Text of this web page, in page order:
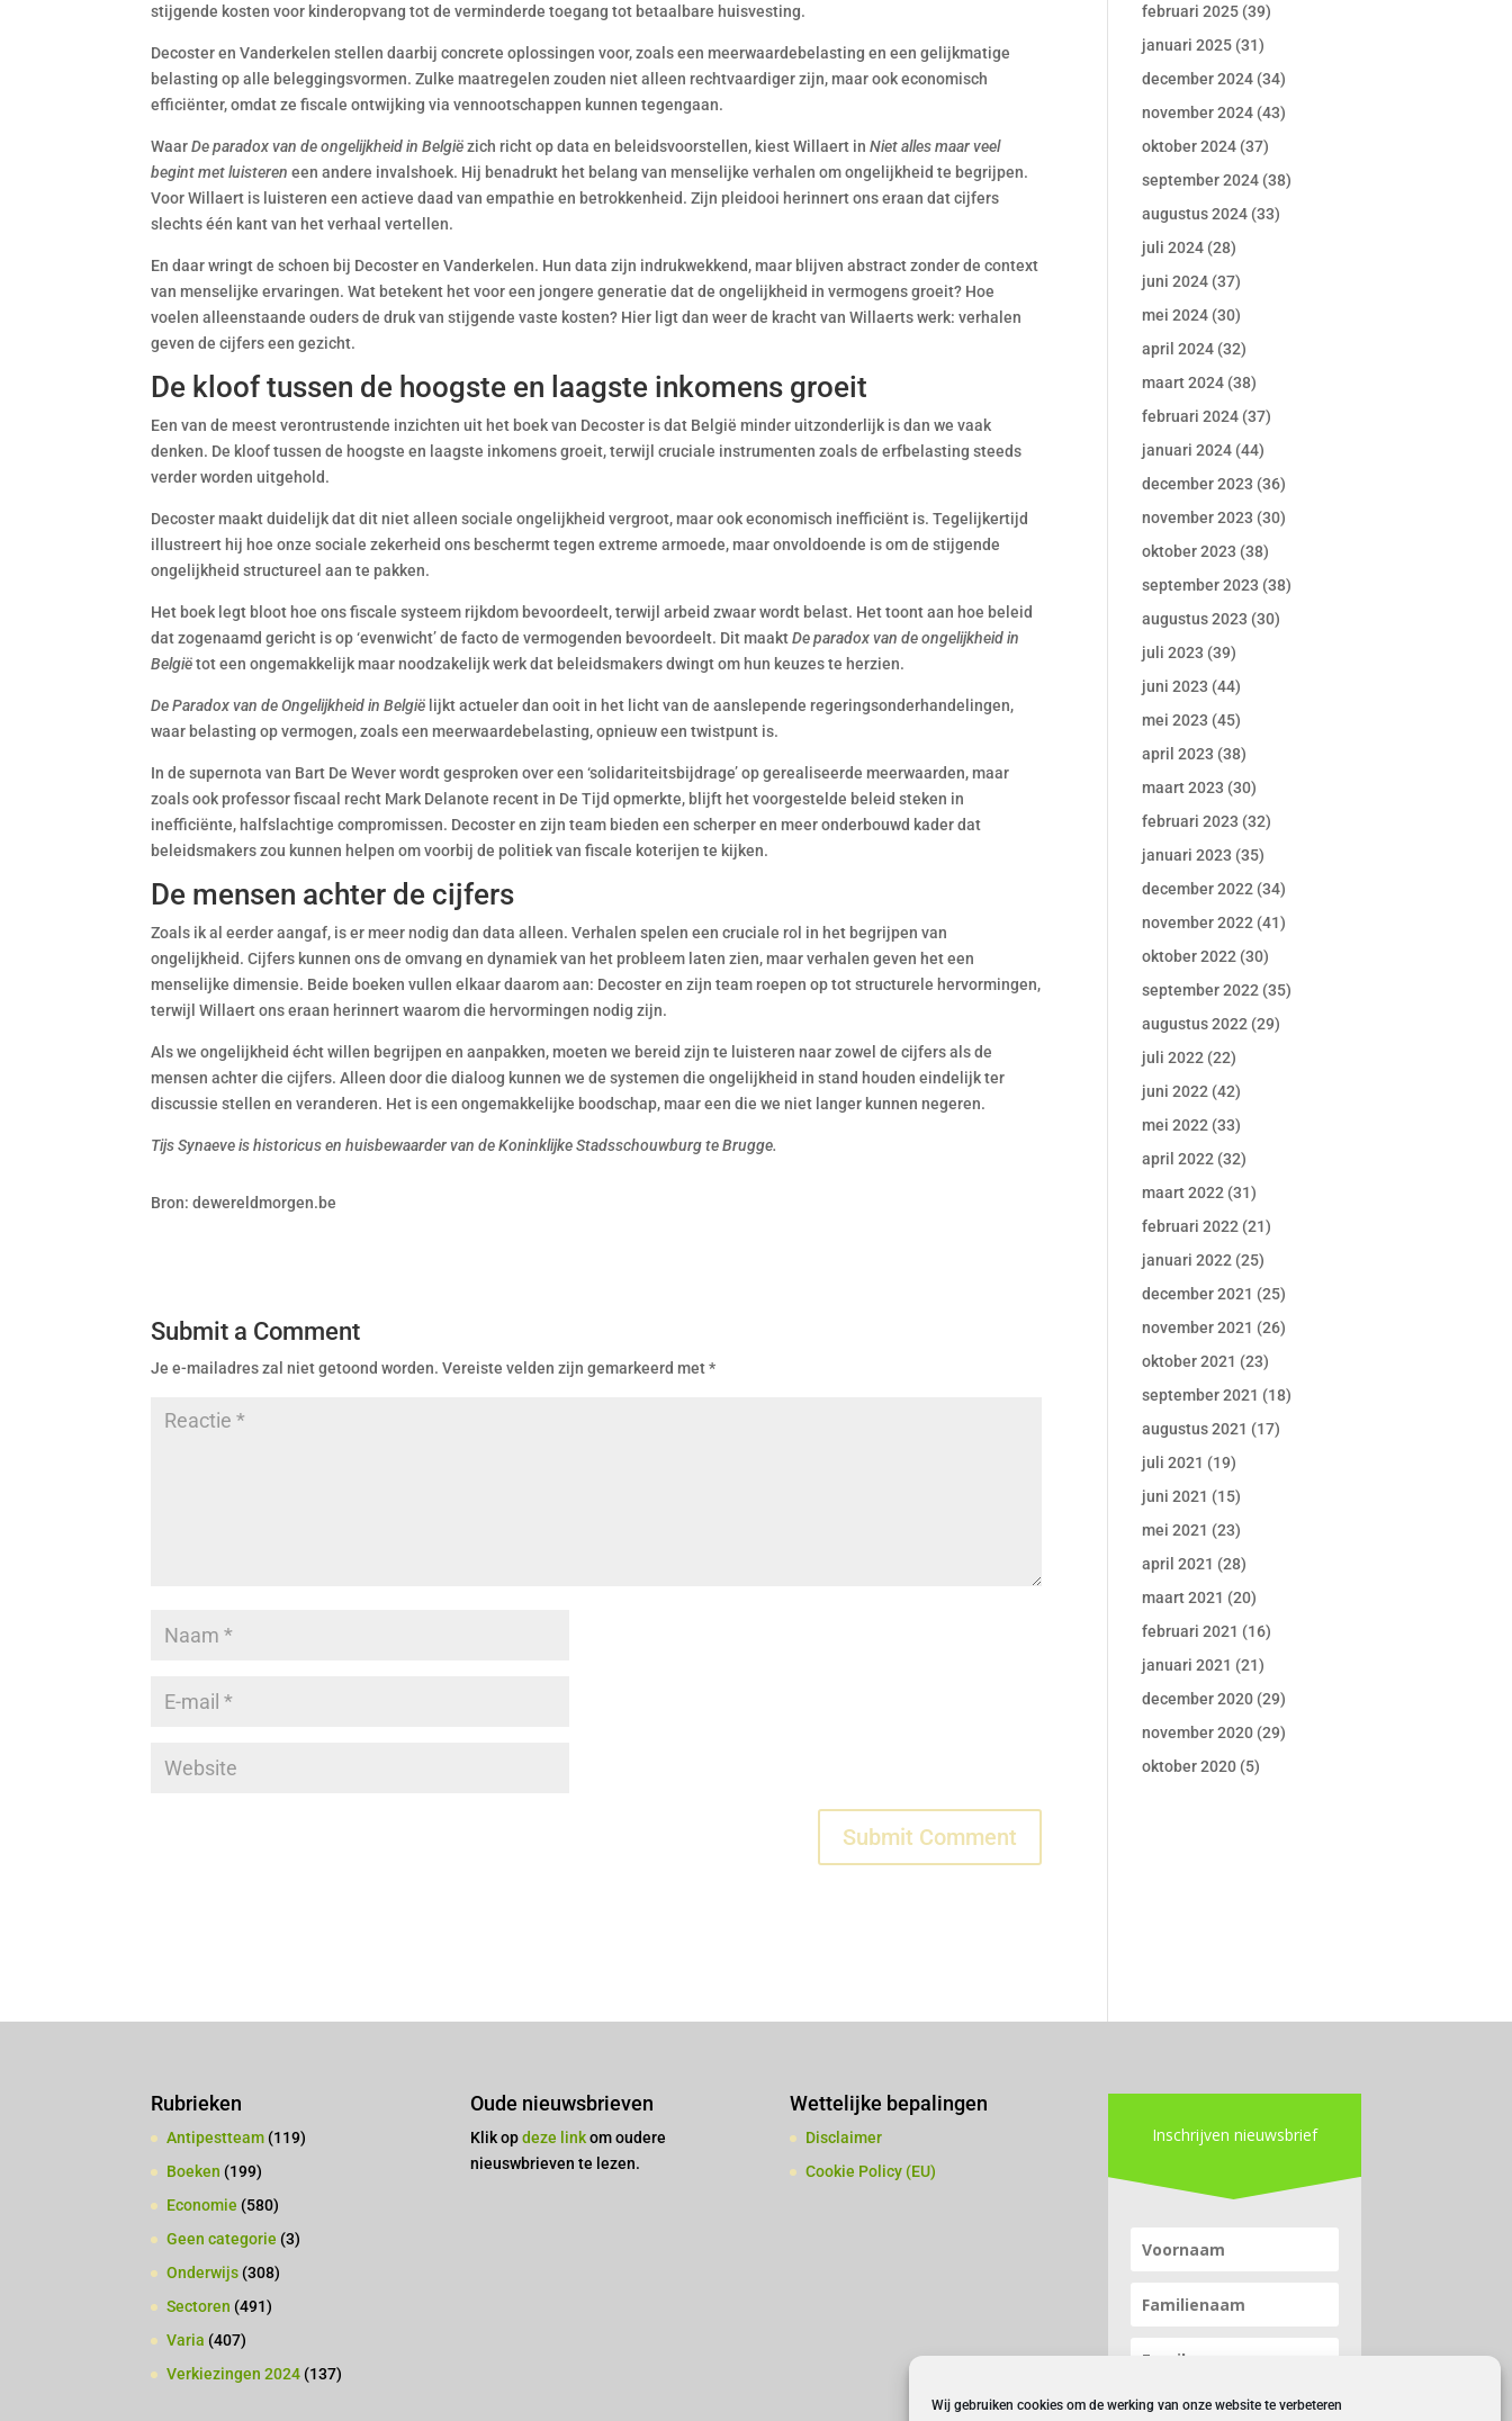
Wij gebruiken cookies om de werking van onze website te verbeteren
stijgende kosten voor kinderopvang tot de verminderde toegang tot betaalbare huisvesting.
Decoster en Vanderkelen stellen daarbij concrete oplossingen voor, zoals een meerwaardebelasting en een gelijkmatige
belasting op alle beleggingsvormen. Zulke maatregelen zouden niet alleen rechtvaardiger zijn, maar ook economisch
efficiënter, omdat ze fiscale ontwijking via vennootschappen kunnen tegengaan.
WaarDe paradox van de ongelijkheid in Belgiëzich richt op data en beleidsvoorstellen, kiest Willaert inNiet alles maar veel
begint met luisteren een andere invalshoek. Hij benadrukt het belang van menselijke verhalen om ongelijkheid te begrijpen.
Voor Willaert is luisteren een actieve daad van empathie en betrokkenheid. Zijn pleidooi herinnert ons eraan dat cijfers
slechts één kant van het verhaal vertellen.
En daar wringt de schoen bij Decoster en Vanderkelen. Hun data zijn indrukwekkend, maar blijven abstract zonder de context
van menselijke ervaringen. Wat betekent het voor een jongere generatie dat de ongelijkheid in vermogens groeit? Hoe
voelen alleenstaande ouders de druk van stijgende vaste kosten? Hier ligt dan weer de kracht van Willaerts werk: verhalen
geven de cijfers een gezicht.
De kloof tussen de hoogste en laagste inkomens groeit
Een van de meest verontrustende inzichten uit het boek van Decoster is dat België minder uitzonderlijk is dan we vaak
denken. De kloof tussen de hoogste en laagste inkomens groeit, terwijl cruciale instrumenten zoals de erfbelasting steeds
verder worden uitgehold.
Decoster maakt duidelijk dat dit niet alleen sociale ongelijkheid vergroot, maar ook economisch inefficiënt is. Tegelijkertijd
illustreert hij hoe onze sociale zekerheid ons beschermt tegen extreme armoede, maar onvoldoende is om de stijgende
ongelijkheid structureel aan te pakken.
Het boek legt bloot hoe ons fiscale systeem rijkdom bevoordeelt, terwijl arbeid zwaar wordt belast. Het toont aan hoe beleid
dat zogenaamd gericht is op ‘evenwicht’ de facto de vermogenden bevoordeelt. Dit maaktDe paradox van de ongelijkheid in
Belgiëtot een ongemakkelijk maar noodzakelijk werk dat beleidsmakers dwingt om hun keuzes te herzien.
De Paradox van de Ongelijkheid in België lijkt actueler dan ooit in het licht van de aanslepende regeringsonderhandelingen,
waar belasting op vermogen, zoals een meerwaardebelasting, opnieuw een twistpunt is.
In de supernota van Bart De Wever wordt gesproken over een ‘solidariteitsbijdrage’ op gerealiseerde meerwaarden, maar
zoals ook professor fiscaal recht Mark Delanote recent in De Tijd opmerkte, blijft het voorgestelde beleid steken in
inefficiënte, halfslachtige compromissen. Decoster en zijn team bieden een scherper en meer onderbouwd kader dat
beleidsmakers zou kunnen helpen om voorbij de politiek van fiscale koterijen te kijken.
De mensen achter de cijfers
Zoals ik al eerder aangaf, is er meer nodig dan data alleen. Verhalen spelen een cruciale rol in het begrijpen van
ongelijkheid. Cijfers kunnen ons de omvang en dynamiek van het probleem laten zien, maar verhalen geven het een
menselijke dimensie. Beide boeken vullen elkaar daarom aan: Decoster en zijn team roepen op tot structurele hervormingen,
terwijl Willaert ons eraan herinnert waarom die hervormingen nodig zijn.
Als we ongelijkheid écht willen begrijpen en aanpakken, moeten we bereid zijn te luisteren naar zowel de cijfers als de
mensen achter die cijfers. Alleen door die dialoog kunnen we de systemen die ongelijkheid in stand houden eindelijk ter
discussie stellen en veranderen. Het is een ongemakkelijke boodschap, maar een die we niet langer kunnen negeren.
Tijs Synaeve is historicus en huisbewaarder van de Koninklijke Stadsschouwburg te Brugge.
Bron: dewereldmorgen.be
Submit a Comment
Je e-mailadres zal niet getoond worden. Vereiste velden zijn gemarkeerd met*
februari 2025 (39)
januari 2025 (31)
december 2024 (34)
november 2024 (43)
oktober 2024 (37)
september 2024 (38)
augustus 2024 (33)
juli 2024 (28)
juni 2024 (37)
mei 2024 (30)
april 2024 (32)
maart 2024 (38)
februari 2024 (37)
januari 2024 (44)
december 2023 (36)
november 2023 (30)
oktober 2023 (38)
september 2023 (38)
augustus 2023 (30)
juli 2023 (39)
juni 2023 (44)
mei 2023 (45)
april 2023 (38)
maart 2023 (30)
februari 2023 (32)
januari 2023 (35)
december 2022 (34)
november 2022 (41)
oktober 2022 (30)
september 2022 (35)
augustus 2022 (29)
juli 2022 (22)
juni 2022 (42)
mei 2022 (33)
april 2022 (32)
maart 2022 (31)
februari 2022 (21)
januari 2022 (25)
december 2021 (25)
november 2021 (26)
oktober 2021 (23)
september 2021 (18)
augustus 2021 (17)
juli 2021 (19)
juni 2021 (15)
mei 2021 (23)
april 2021 (28)
maart 2021 (20)
februari 2021 (16)
januari 2021 (21)
december 2020 (29)
november 2020 (29)
oktober 2020 (5)
Rubrieken
Antipestteam (119)
Boeken (199)
Economie (580)
Geen categorie (3)
Onderwijs (308)
Sectoren (491)
Varia (407)
Verkiezingen 2024 (137)
Oude nieuwsbrieven
Klik opdeze linkom oudere
nieuswbrieven te lezen.
Wettelijke bepalingen
Disclaimer
Cookie Policy (EU)
Inschrijven nieuwsbrief
Inschrijven